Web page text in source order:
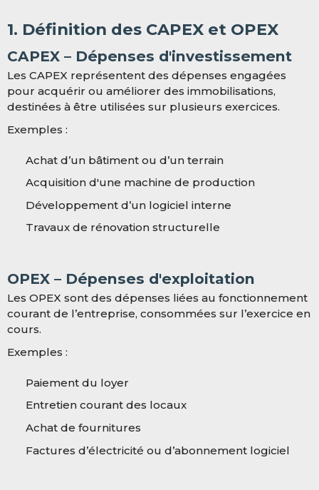
1. Définition des CAPEX et OPEX
CAPEX – Dépenses d'investissement
Les CAPEX représentent des dépenses engagées
pour acquérir ou améliorer des immobilisations,
destinées à être utilisées sur plusieurs exercices.
Exemples :
Achat d’un bâtiment ou d’un terrain
Acquisition d'une machine de production
Développement d’un logiciel interne
Travaux de rénovation structurelle
OPEX – Dépenses d'exploitation
Les OPEX sont des dépenses liées au fonctionnement
courant de l’entreprise, consommées sur l’exercice en
cours.
Exemples :
Paiement du loyer
Entretien courant des locaux
Achat de fournitures
Factures d’électricité ou d’abonnement logiciel